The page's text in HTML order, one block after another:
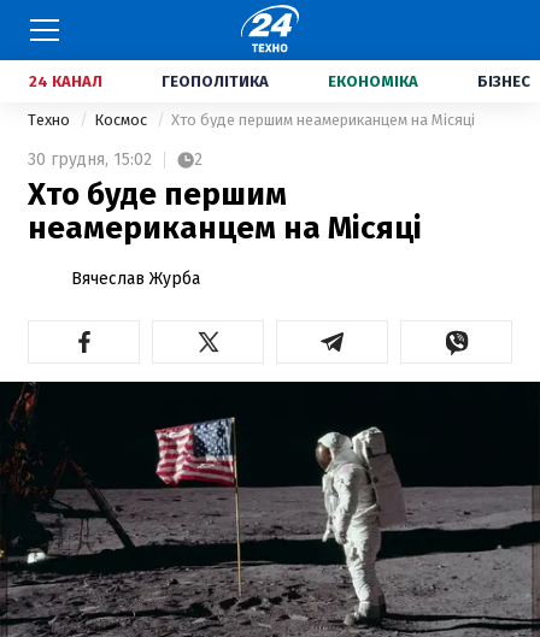
24 КАНАЛ ГЕОПОЛІТИКА ЕКОНОМІКА БІЗНЕС
Техно Космос Хто буде першим неамериканцем на Місяці
30 грудня, 15:02 2
Хто буде першим
неамериканцем на Місяці
Вячеслав Журба